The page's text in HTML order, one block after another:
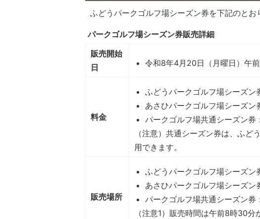
ふどうパークゴルフ場シーズン券を下記のとお
パークゴルフ場シーズン券販売詳細
販売開始
日
令和8年4月20日（月曜日）午
料金
ふどうパークゴルフ場シーズン
あさひパークゴルフ場シーズン
パークゴルフ場共通シーズン券
（注意）共通シーズン券は、ふ
用できます。
販売場所
ふどうパークゴルフ場シーズン
あさひパークゴルフ場シーズン
パークゴルフ場共通シーズン券
（注意1）販売時間は午前8時30分